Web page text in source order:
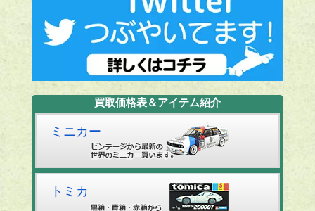
買取価格表＆アイテム紹介
ミニカー
トミカ